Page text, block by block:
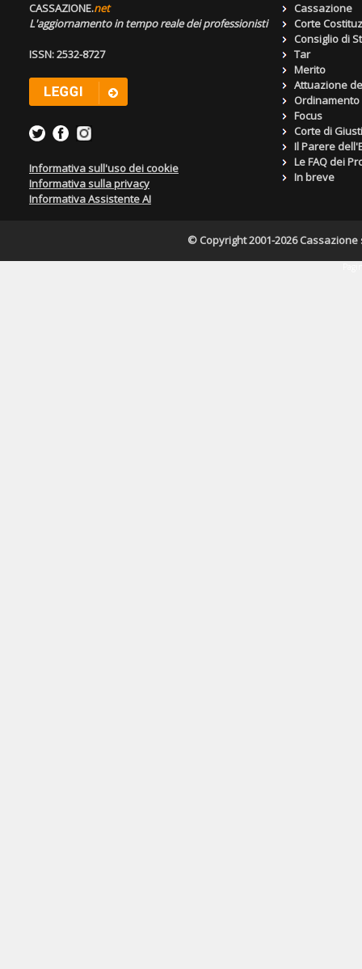
CASSAZIONE.net
L'aggiornamento in tempo reale dei professionisti
ISSN: 2532-8727
Informativa sull'uso dei cookie
Informativa sulla privacy
Informativa Assistente AI
Cassazione
Corte
Consiglio di
Tar
Merito
Attuazione
Focus
Corte di
Il Parere
Le FAQ dei
In breve
© Copyright 2001-2026 Cassazione